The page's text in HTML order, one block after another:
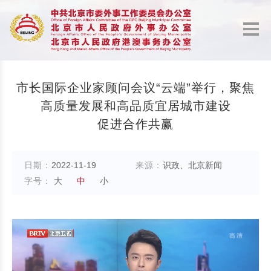
市长国际企业家顾问会议“云端”举行，聚焦
高质量发展和高品质宜居城市建设
促进合作共赢
日期： 2022-11-19 来源： 识政、北京新闻
字号：
大 中 小